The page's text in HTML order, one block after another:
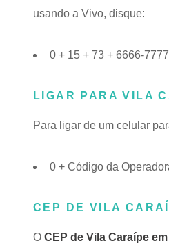
usando a Vivo, disque:
0 + 15 + 73 + 6666-7777
LIGAR PARA VILA
Para ligar de um celular
0 + Código da
CEP DE VILA
O CEP de Vila Caraípe